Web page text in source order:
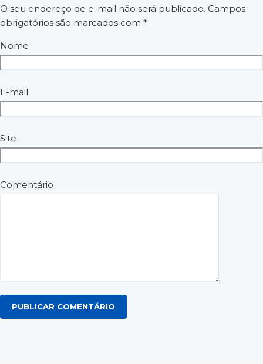
O seu endereço de e-mail não será publicado. Campos
obrigatórios são marcados com *
Nome
E-mail
Site
Comentário